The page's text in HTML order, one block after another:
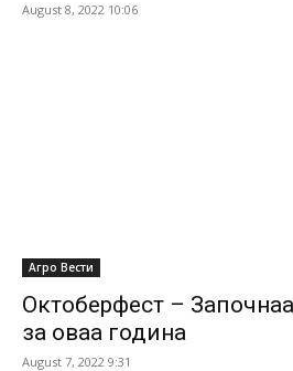
August 8, 2022 10:06
Агро Вести
Октоберфест –
за оваа година
August 7, 2022 9:31